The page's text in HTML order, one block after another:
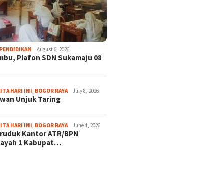
PENDIDIKAN August 6, 2026
Plafon SDN Sukamaju 08
HARI INI BOGOR RAYA July 8, 2026
Unjuk Taring
HARI INI BOGOR RAYA June 4, 2026
Kantor ATR/BPN
1 Kabupat…